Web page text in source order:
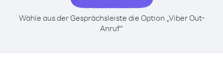
Wähle aus der Gesprächsleiste die Option „Viber Out-
Anruf“